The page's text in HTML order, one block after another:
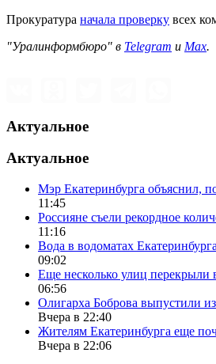
Прокуратура начала проверку всех
"Уралинформбюро" в Telegram и Max.
Актуальное
Актуальное
Мэр Екатеринбурга объяснил,
11:45
Россияне съели рекордное
11:16
Вода в водоматах
09:02
Еще несколько улиц перекрыли
06:56
Олигарха Боброва выпустили
Вчера в 22:40
Жителям Екатеринбурга еще
Вчера в 22:06